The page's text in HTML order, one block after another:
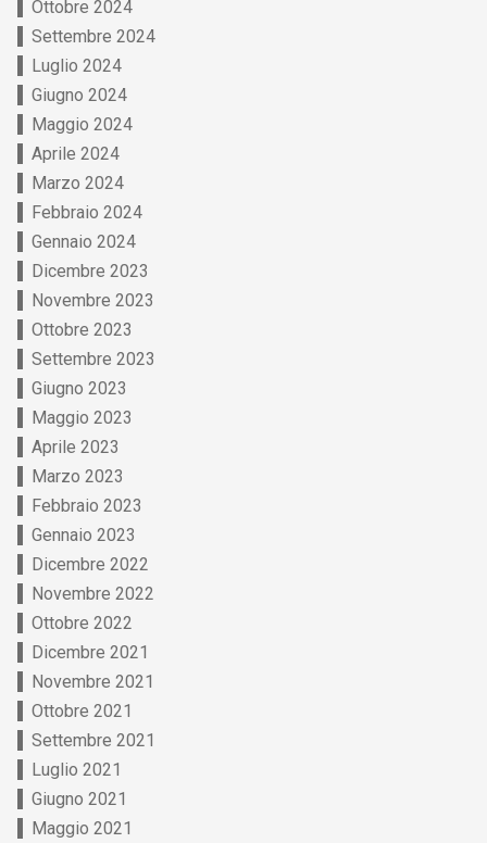
Ottobre 2024
Settembre 2024
Luglio 2024
Giugno 2024
Maggio 2024
Aprile 2024
Marzo 2024
Febbraio 2024
Gennaio 2024
Dicembre 2023
Novembre 2023
Ottobre 2023
Settembre 2023
Giugno 2023
Maggio 2023
Aprile 2023
Marzo 2023
Febbraio 2023
Gennaio 2023
Dicembre 2022
Novembre 2022
Ottobre 2022
Dicembre 2021
Novembre 2021
Ottobre 2021
Settembre 2021
Luglio 2021
Giugno 2021
Maggio 2021